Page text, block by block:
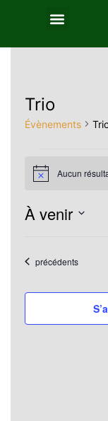
Trio
Évènements
Notice Aucun
À venir
une
Évènements
précédents